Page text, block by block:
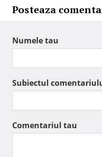
Posteaza
Numele tau
Subiectul
Comentariul tau